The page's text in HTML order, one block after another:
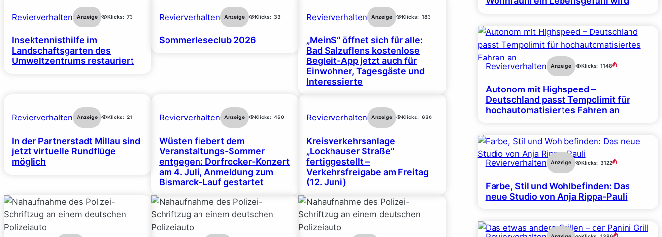
Revierverhalten Anzeige Klicks: 73
Insektennisthilfe im
Landschaftsgarten des
Umweltzentrums restauriert
Revierverhalten Anzeige Klicks: 33
Sommerleseclub 2026
Revierverhalten Anzeige Klicks: 183
„MeinS“ öffnet sich für alle:
Bad Salzuflens kostenlose
Begleit-App jetzt auch für
Einwohner, Tagesgäste und
Interessierte
Revierverhalten Anzeige Klicks: 21
In der Partnerstadt Millau sind
jetzt virtuelle Rundflüge
möglich
Revierverhalten Anzeige Klicks: 450
Wüsten fiebert dem
Veranstaltungs-Sommer
entgegen: Dorfrocker-Konzert
am 4. Juli, Anmeldung zum
Bismarck-Lauf gestartet
Revierverhalten Anzeige Klicks: 630
Kreisverkehrsanlage
„Lockhauser Straße“
fertiggestellt –
Verkehrsfreigabe am Freitag
(12. Juni)
Revierverhalten Anzeige Klicks: 1148
Autonom mit Highspeed –
Deutschland passt Tempolimit für
hochautomatisiertes Fahren an
Revierverhalten Anzeige Klicks: 3122
Farbe, Stil und Wohlbefinden: Das
neue Studio von Anja Rippa-Pauli